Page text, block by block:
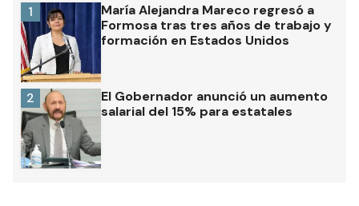
María Alejandra Mareco regresó a
Formosa tras tres años de trabajo y
formación en Estados Unidos
1
El Gobernador anunció un aumento
salarial del 15% para estatales
2